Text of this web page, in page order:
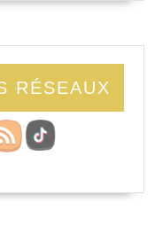
RÉSEAUX